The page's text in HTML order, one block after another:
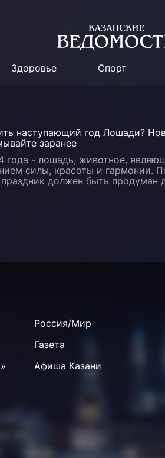
Здоровье Спорт
наступающий год Лошади?
заранее
года - лошадь, животное,
силы, красоты и гармонии.
должен быть продуман
Россия/Мир
Газета
Афиша Казани